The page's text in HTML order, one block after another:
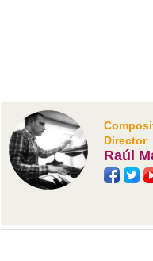
Director
Raúl